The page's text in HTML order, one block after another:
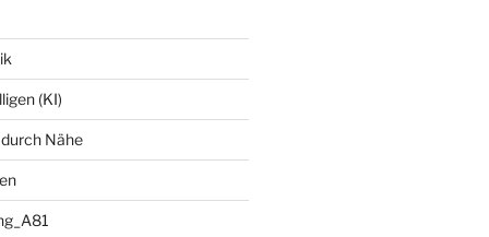
(KI)
Nähe